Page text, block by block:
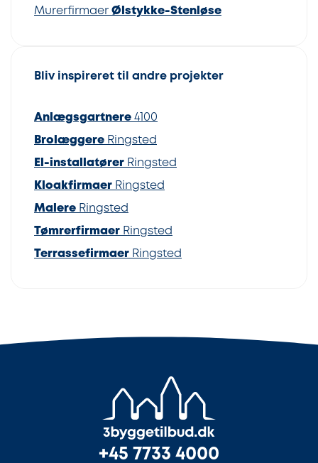
Murerfirmaer Ølstykke-Stenløse
Bliv inspireret til andre projekter
Anlægsgartnere 4100
Brolæggere Ringsted
El-installatører Ringsted
Kloakfirmaer Ringsted
Malere Ringsted
Tømrerfirmaer Ringsted
Terrassefirmaer Ringsted
+45 7733 4000